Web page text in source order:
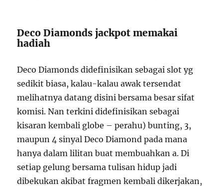
Deco Diamonds jackpot memakai
hadiah
Deco Diamonds didefinisikan sebagai slot yg
sedikit biasa, kalau-kalau awak tersendat
melihatnya datang disini bersama besar sifat
komisi. Nan terkini didefinisikan sebagai
kisaran kembali globe – perahu) bunting, 3,
maupun 4 sinyal Deco Diamond pada mana
hanya dalam lilitan buat membuahkan a. Di
setiap gelung bersama tulisan hidup jadi
dibekukan akibat fragmen kembali dikerjakan,